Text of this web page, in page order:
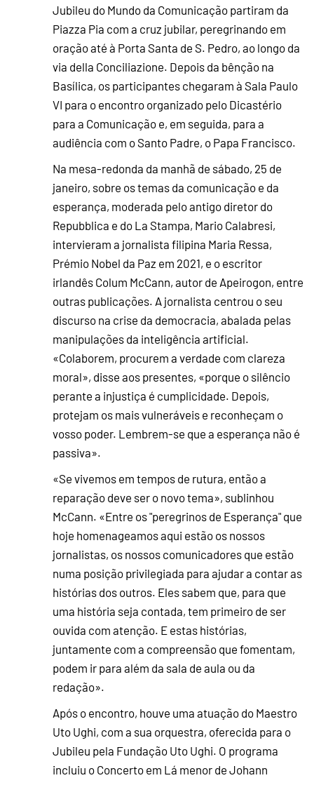
Jubileu do Mundo da Comunicação partiram da
Piazza Pia com a cruz jubilar, peregrinando em
oração até à Porta Santa de S. Pedro, ao longo da
via della Conciliazione. Depois da bênção na
Basílica, os participantes chegaram à Sala Paulo
VI para o encontro organizado pelo Dicastério
para a Comunicação e, em seguida, para a
audiência com o Santo Padre, o Papa Francisco.
Na mesa-redonda da manhã de sábado, 25 de
janeiro, sobre os temas da comunicação e da
esperança, moderada pelo antigo diretor do
Repubblica e do La Stampa, Mario Calabresi,
intervieram a jornalista filipina Maria Ressa,
Prémio Nobel da Paz em 2021, e o escritor
irlandês Colum McCann, autor de Apeirogon, entre
outras publicações. A jornalista centrou o seu
discurso na crise da democracia, abalada pelas
manipulações da inteligência artificial.
«Colaborem, procurem a verdade com clareza
moral», disse aos presentes, «porque o silêncio
perante a injustiça é cumplicidade. Depois,
protejam os mais vulneráveis e reconheçam o
vosso poder. Lembrem-se que a esperança não é
passiva».
«Se vivemos em tempos de rutura, então a
reparação deve ser o novo tema», sublinhou
McCann. «Entre os "peregrinos de Esperança" que
hoje homenageamos aqui estão os nossos
jornalistas, os nossos comunicadores que estão
numa posição privilegiada para ajudar a contar as
histórias dos outros. Eles sabem que, para que
uma história seja contada, tem primeiro de ser
ouvida com atenção. E estas histórias,
juntamente com a compreensão que fomentam,
podem ir para além da sala de aula ou da
redação».
Após o encontro, houve uma atuação do Maestro
Uto Ughi, com a sua orquestra, oferecida para o
Jubileu pela Fundação Uto Ughi. O programa
incluiu o Concerto em Lá menor de Johann